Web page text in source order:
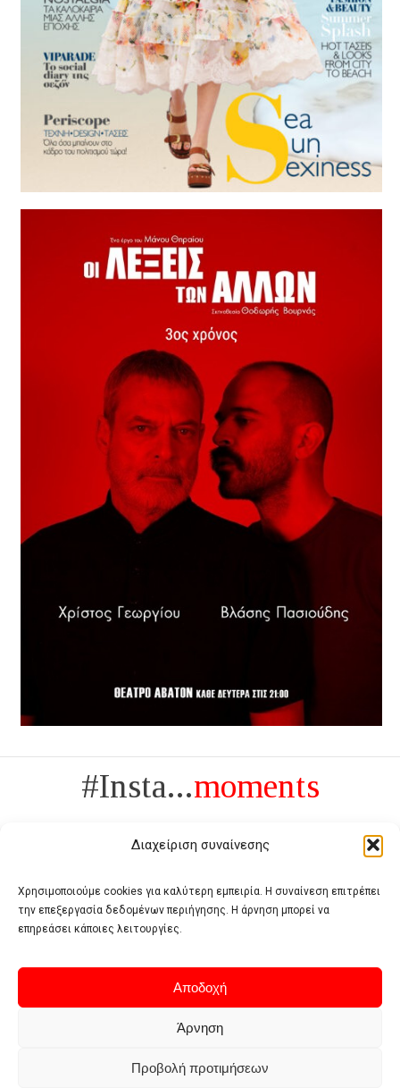
Διαχείριση συναίνεσης
Χρησιμοποιούμε cookies για καλύτερη εμπειρία. Η συναίνεση επιτρέπει
την επεξεργασία δεδομένων περιήγησης. Η άρνηση μπορεί να
επηρεάσει κάποιες λειτουργίες.
Αποδοχή
Άρνηση
Προβολή προτιμήσεων
#Insta...moments
Πολυτέλεια δεν είναι το αντίθετο της ανέχειας, είναι το αντίθετο της
Terms of use Privacy policy Cookie policy